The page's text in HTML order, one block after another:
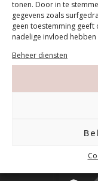
tonen. Door in te
gegevens zoals
geen toestemming
nadelige invloed
Beheer diensten
Gratis verzending v.a.
Voor 14:00 besteld =